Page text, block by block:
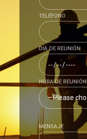
TELÉFONO
DIA DE REUNIÓN
HORA DE REUNIÓN
MENSAJE